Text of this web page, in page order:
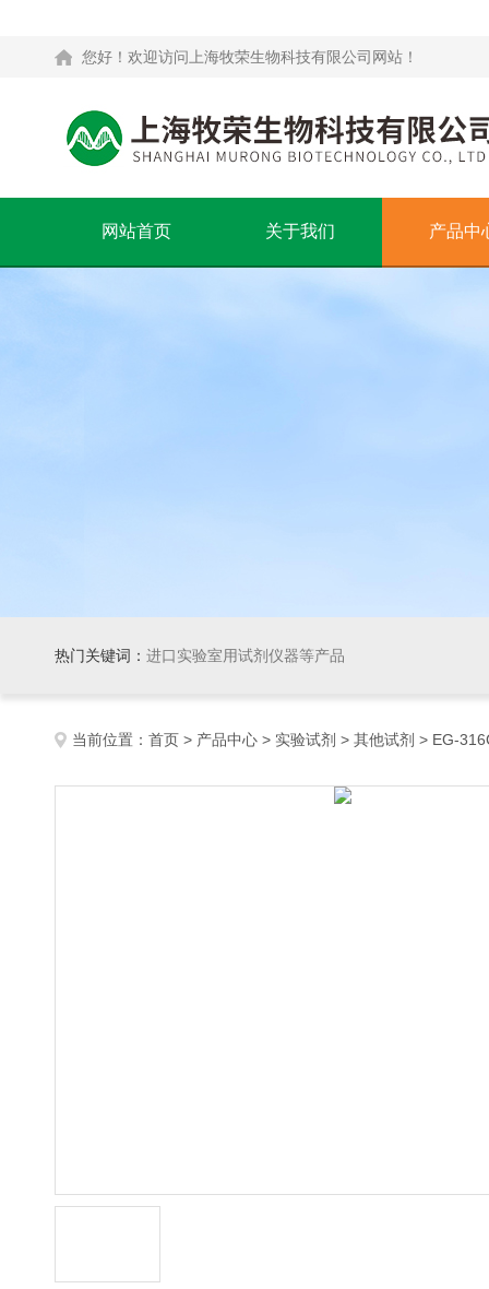
您好！欢迎访问上海牧荣生物科技有限公司网站！
网站首页 关于我们 产品中
热门关键词： 进口实验室用试剂仪器等产品
当前位置： 首页 > 产品中心 > 实验试剂 > 其他试剂 > EG-